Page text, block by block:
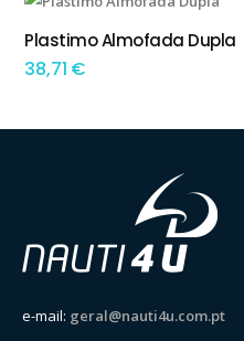
TEM OPÇÕES
Plastimo Almofada Dupla
38,71 €
e-mail: geral@nauti4u.com.pt